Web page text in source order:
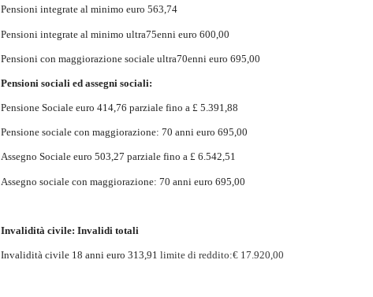
Pensioni integrate al minimo euro 563,74
Pensioni integrate al minimo ultra75enni euro 600,00
Pensioni con maggiorazione sociale ultra70enni euro 695,00
Pensioni sociali ed assegni sociali:
Pensione Sociale euro 414,76 parziale fino a £ 5.391,88
Pensione sociale con maggiorazione: 70 anni euro 695,00
Assegno Sociale euro 503,27 parziale fino a £ 6.542,51
Assegno sociale con maggiorazione: 70 anni euro 695,00
Invalidità civile: Invalidi totali
Invalidità civile 18 anni euro 313,91 limite di reddito:€ 17.920,00